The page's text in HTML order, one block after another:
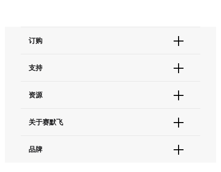
订购
订单支持
现货供应中心
支持
联系我们 - 400 820 8982
查找文件&证书
资源
促销
社交媒体
关于赛默飞
招聘
品牌